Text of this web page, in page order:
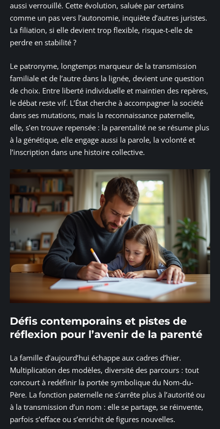
aussi verrouillé. Cette évolution, saluée par certains
comme un pas vers l’autonomie, inquiète d’autres juristes.
La filiation, si elle devient trop flexible, risque-t-elle de
perdre en stabilité ?
Le patronyme, longtemps marqueur de la transmission
familiale et de l’autre dans la lignée, devient une question
de choix. Entre liberté individuelle et maintien des repères,
le débat reste vif. L’État cherche à accompagner la société
dans ses mutations, mais la reconnaissance paternelle,
elle, s’en trouve repensée : la parentalité ne se résume plus
à la génétique, elle engage aussi la parole, la volonté et
l’inscription dans une histoire collective.
Défis contemporains et pistes de
réflexion pour l’avenir de la parenté
La famille d’aujourd’hui échappe aux cadres d’hier.
Multiplication des modèles, diversité des parcours : tout
concourt à redéfinir la portée symbolique du Nom-du-
Père. La fonction paternelle ne s’arrête plus à l’autorité ou
à la transmission d’un nom : elle se partage, se réinvente,
parfois s’efface ou s’enrichit de figures nouvelles.